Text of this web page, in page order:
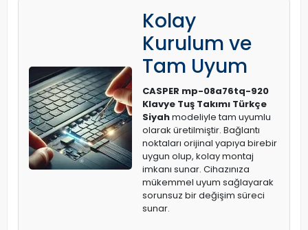
Kolay
Kurulum ve
Tam Uyum
CASPER mp-08a76tq-920
Klavye Tuş Takımı Türkçe
Siyahmodeliyle tam uyumlu
olarak üretilmiştir. Bağlantı
noktaları orijinal yapıya birebir
uygun olup, kolay montaj
imkanı sunar. Cihazınıza
mükemmel uyum sağlayarak
sorunsuz bir değişim süreci
sunar.